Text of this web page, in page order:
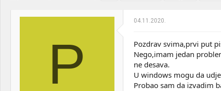
t
P
04.11.2020.
Pozdrav svima,prvi put
Nego,imam jedan
ne desava.
U windows mogu da
Probao sam da izvadim